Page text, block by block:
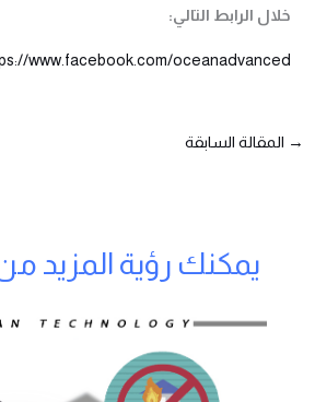
خلال الرابط التالي:
www.facebook.com/oceanadvanced
→ المقالة السابقة
يمكنك رؤية المزيد